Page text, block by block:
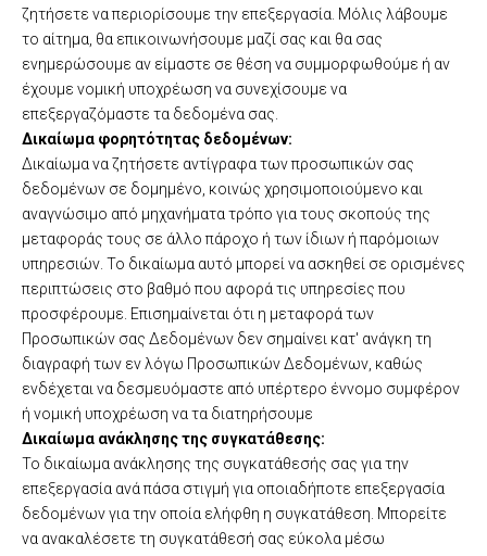
ζητήσετε να περιορίσουμε την επεξεργασία. Μόλις λάβουμε
το αίτημα, θα επικοινωνήσουμε μαζί σας και θα σας
ενημερώσουμε αν είμαστε σε θέση να συμμορφωθούμε ή αν
έχουμε νομική υποχρέωση να συνεχίσουμε να
επεξεργαζόμαστε τα δεδομένα σας.
Δικαίωμα φορητότητας δεδομένων:
Δικαίωμα να ζητήσετε αντίγραφα των προσωπικών σας
δεδομένων σε δομημένο, κοινώς χρησιμοποιούμενο και
αναγνώσιμο από μηχανήματα τρόπο για τους σκοπούς της
μεταφοράς τους σε άλλο πάροχο ή των ίδιων ή παρόμοιων
υπηρεσιών. Το δικαίωμα αυτό μπορεί να ασκηθεί σε ορισμένες
περιπτώσεις στο βαθμό που αφορά τις υπηρεσίες που
προσφέρουμε. Επισημαίνεται ότι η μεταφορά των
Προσωπικών σας Δεδομένων δεν σημαίνει κατ' ανάγκη τη
διαγραφή των εν λόγω Προσωπικών Δεδομένων, καθώς
ενδέχεται να δεσμευόμαστε από υπέρτερο έννομο συμφέρον
ή νομική υποχρέωση να τα διατηρήσουμε
Δικαίωμα ανάκλησης της συγκατάθεσης:
Το δικαίωμα ανάκλησης της συγκατάθεσής σας για την
επεξεργασία ανά πάσα στιγμή για οποιαδήποτε επεξεργασία
δεδομένων για την οποία ελήφθη η συγκατάθεση. Μπορείτε
να ανακαλέσετε τη συγκατάθεσή σας εύκολα μέσω